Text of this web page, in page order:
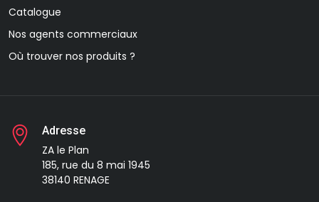
Catalogue
Nos agents commerciaux
Où trouver nos produits ?
Adresse
ZA le Plan
185, rue du 8 mai 1945
38140 RENAGE